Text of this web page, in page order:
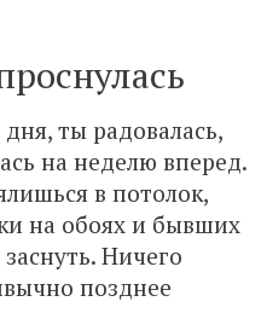
дня, ты радовалась,
на неделю вперед.
в потолок,
на обоях и бывших
Ничего
позднее